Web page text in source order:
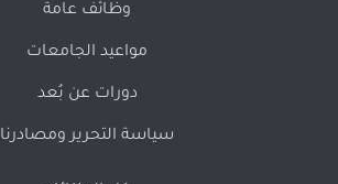
وظائف عامة
مواعيد الجامعات
دورات عن بُعد
سياسة التحرير ومصادرنا